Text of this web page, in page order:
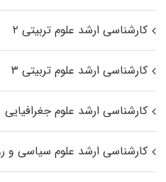
کارشناسی ارشد علوم تربیتی ۲
کارشناسی ارشد علوم تربیتی ۳
کارشناسی ارشد علوم جغرافیایی
کارشناسی ارشد علوم سیاسی و